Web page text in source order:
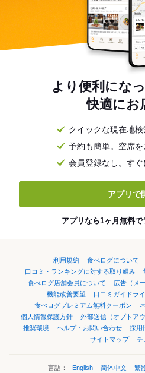
より便利にな
快適にお
クイックな現在地
予約も簡単。空席
会員登録なし。す
アプリで
アプリなら1ヶ月無料で
利用規約 食べログについて
口コミ・ランキングに対する取り組み
食べログ店舗会員について
広告（メ
機能改善要望
口コミガイドラ
食べログプレミアム無料クーポン
個人情報保護方針
外部送信（オプトアウ
推奨環境
ヘルプ・お問い合わせ 採用
サイトマップ
チ
言語： English 简体中文 繁